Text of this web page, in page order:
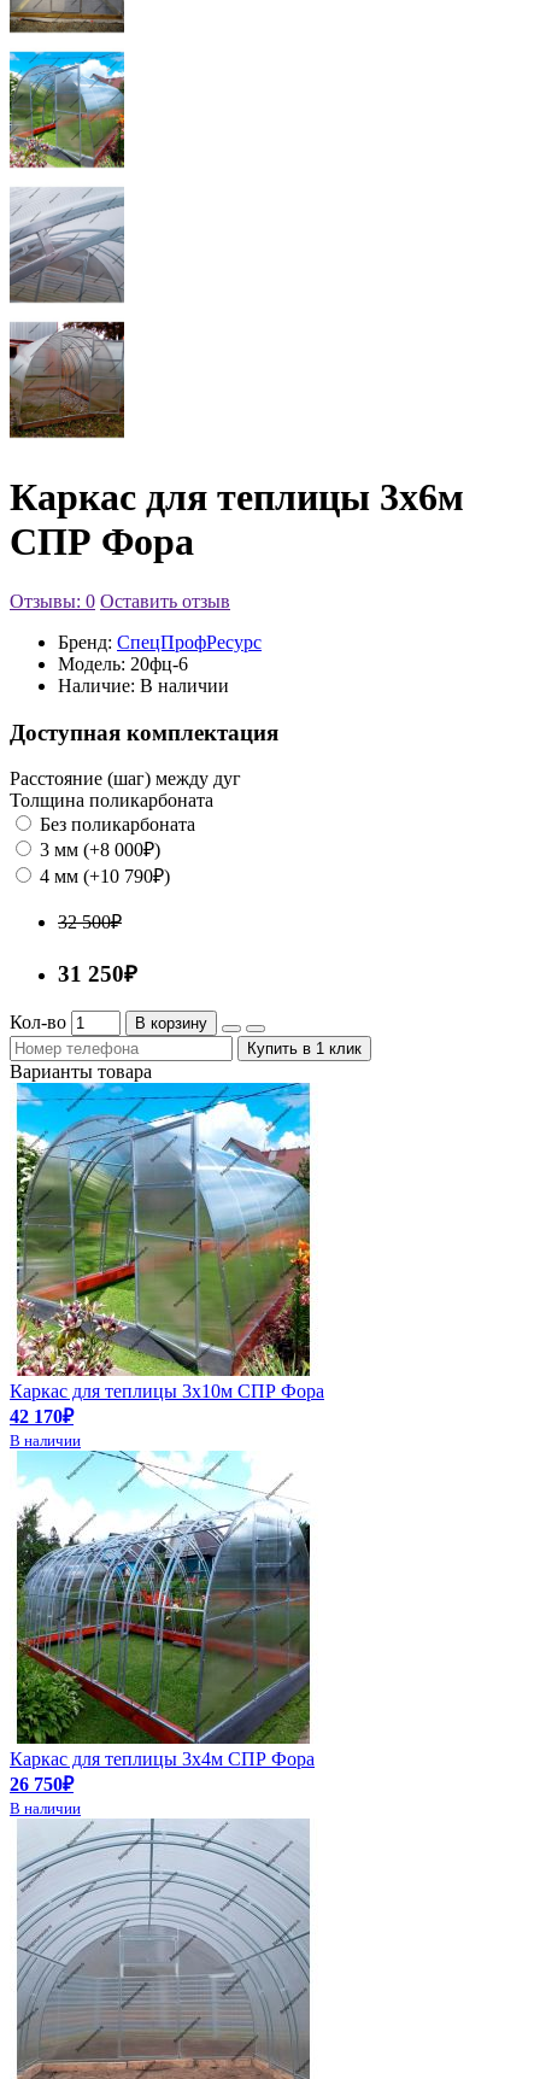
Каркас для теплицы 3х6м
СПР Фора
Отзывы: 0 Оставить отзыв
Бренд: СпецПрофРесурс
Модель: 20фц-6
Наличие: В наличии
Доступная комплектация
Расстояние (шаг) между дуг
Толщина поликарбоната
Без поликарбоната
3 мм (+8 000₽)
4 мм (+10 790₽)
32 500₽
31 250₽
Кол-во
В корзину
Купить в 1 клик
Варианты товара
Каркас для теплицы 3х10м СПР Фора
42 170₽
В наличии
Каркас для теплицы 3х4м СПР Фора
26 750₽
В наличии